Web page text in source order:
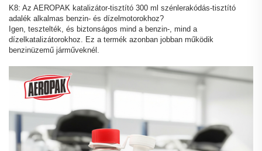
K8: Az AEROPAK katalizátor-tisztító 300 ml szénlerakódás-tisztító
adalék alkalmas benzin- és dízelmotorokhoz?
Igen, tesztelték, és biztonságos mind a benzin-, mind a
dízelkatalizátorokhoz. Ez a termék azonban jobban működik
benzinüzemű járműveknél.